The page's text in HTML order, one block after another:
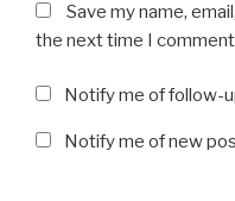
Save my name,
the next time I
Notify me of follow-
Notify me of new